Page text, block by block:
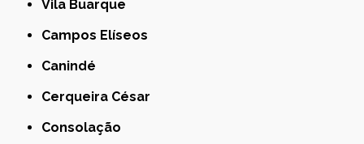
Vila Buarque
Campos Elíseos
Canindé
Cerqueira César
Consolação